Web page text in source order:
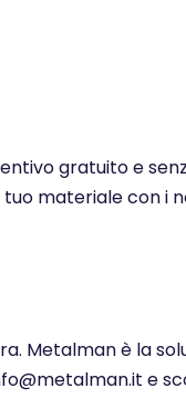
gratuito e
materiale con i
Metalman è la
e